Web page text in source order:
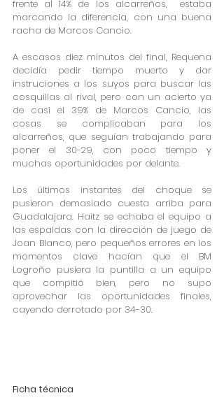
frente al 14% de los alcarreños,  estaba
marcando la diferencia, con una buena
racha de Marcos Cancio.
A escasos diez minutos del final, Requena
decidía pedir tiempo muerto y dar
instruciones a los suyos para buscar las
cosquillas al rival, pero con un acierto ya
de casi el 39% de Marcos Cancio, las
cosas se complicaban para los
alcarreños, que seguían trabajando para
poner el 30-29, con poco tiempo y
muchas oportunidades por delante.
Los últimos instantes del choque se
pusieron demasiado cuesta arriba para
Guadalajara. Haitz se echaba el equipo a
las espaldas con la dirección de juego de
Joan Blanco, pero pequeños errores en los
momentos clave hacían que el BM
Logroño pusiera la puntilla a un equipo
que compitió bien, pero no supo
aprovechar las oportunidades finales,
cayendo derrotado por 34-30.
Ficha técnica